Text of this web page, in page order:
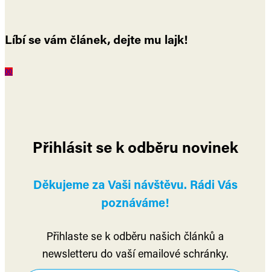
Líbí se vám článek, dejte mu lajk!
00
Přihlásit se k odběru novinek
Děkujeme za Vaši návštěvu. Rádi Vás
poznáváme!
Přihlaste se k odběru našich článků a
newsletteru do vaší emailové schránky.